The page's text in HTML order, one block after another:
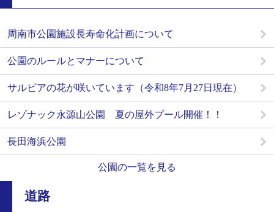
周南市公園施設長寿命化計画について
公園のルールとマナーについて
サルビアの花が咲いています（令和8年7月27日現在）
レゾナック永源山公園 夏の屋外プール開催！！
長田海浜公園
公園の一覧を見る
道路